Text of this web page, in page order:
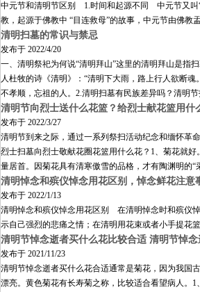
中元节和清明节区别 1.时间和起源不同 中元节又叫“
教，起源于佛教中 “目连救母”的故事，中元节由佛
清明扫墓的常识与禁忌
发布于 2022/4/20
一、清明祭祀为何说“清明拜山”这里的清明拜山是指
人杜牧的诗《清明》：“清明下大雨，路上行人欲断
不孝顺，忘祖的人。2.清明扫墓有民族差异吗？清明
清明节向烈士送什么花篮？给烈士献花篮用什
发布于 2022/3/27
清明节到来之际，通过一系列祭扫活动纪念和缅怀革
烈士扫墓向烈士敬献花圈花篮用什么花？1、菊花就
量居首。因菊花具有清寒傲雪的品格，才有陶渊明的“
清明悼念和殡仪悼念用花区别，悼念鲜花注意
发布于 2022/1/13
清明悼念和殡仪悼念用花区别 在清明悼念时和殡仪
示自己强烈的悲痛之情；在清明用花束或者小手提花
清明节悼念逝者买什么花比较合适 清明节悼
发布于 2021/11/23
清明节悼念逝者买什么花合适通常是菊花，因为我国
漂亮。黄色菊花有长寿菊之称，比较适合看望病人。